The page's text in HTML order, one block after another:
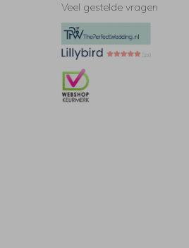
Veel gestelde vragen